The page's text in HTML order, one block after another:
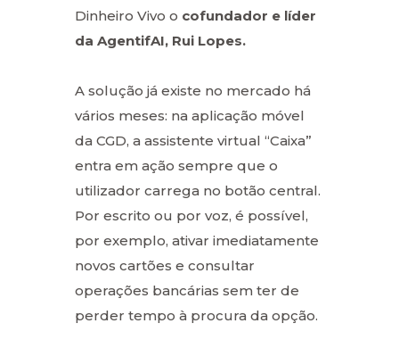
Dinheiro Vivo o cofundador e líder
da AgentifAI, Rui Lopes.
A solução já existe no mercado há
vários meses: na aplicação móvel
da CGD, a assistente virtual “Caixa”
entra em ação sempre que o
utilizador carrega no botão central.
Por escrito ou por voz, é possível,
por exemplo, ativar imediatamente
novos cartões e consultar
operações bancárias sem ter de
perder tempo à procura da opção.